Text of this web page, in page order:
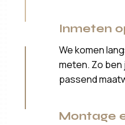
Inmeten
We komen
meten. Zo
passend
Montage